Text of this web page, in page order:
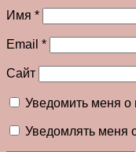
Имя *
Email *
Сайт
Уведомить меня о
Уведомлять меня